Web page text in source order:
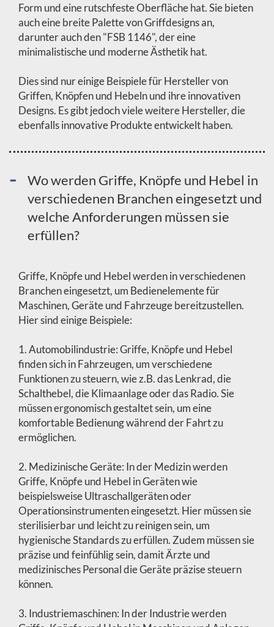
Form und eine rutschfeste Oberfläche hat. Sie bieten
auch eine breite Palette von Griffdesigns an,
darunter auch den "FSB 1146", der eine
minimalistische und moderne Ästhetik hat.
Dies sind nur einige Beispiele für Hersteller von
Griffen, Knöpfen und Hebeln und ihre innovativen
Designs. Es gibt jedoch viele weitere Hersteller, die
ebenfalls innovative Produkte entwickelt haben.
Wo werden Griffe, Knöpfe und Hebel in
verschiedenen Branchen eingesetzt und
welche Anforderungen müssen sie
erfüllen?
Griffe, Knöpfe und Hebel werden in verschiedenen
Branchen eingesetzt, um Bedienelemente für
Maschinen, Geräte und Fahrzeuge bereitzustellen.
Hier sind einige Beispiele:
1. Automobilindustrie: Griffe, Knöpfe und Hebel
finden sich in Fahrzeugen, um verschiedene
Funktionen zu steuern, wie z.B. das Lenkrad, die
Schalthebel, die Klimaanlage oder das Radio. Sie
müssen ergonomisch gestaltet sein, um eine
komfortable Bedienung während der Fahrt zu
ermöglichen.
2. Medizinische Geräte: In der Medizin werden
Griffe, Knöpfe und Hebel in Geräten wie
beispielsweise Ultraschallgeräten oder
Operationsinstrumenten eingesetzt. Hier müssen sie
sterilisierbar und leicht zu reinigen sein, um
hygienische Standards zu erfüllen. Zudem müssen sie
präzise und feinfühlig sein, damit Ärzte und
medizinisches Personal die Geräte präzise steuern
können.
3. Industriemaschinen: In der Industrie werden